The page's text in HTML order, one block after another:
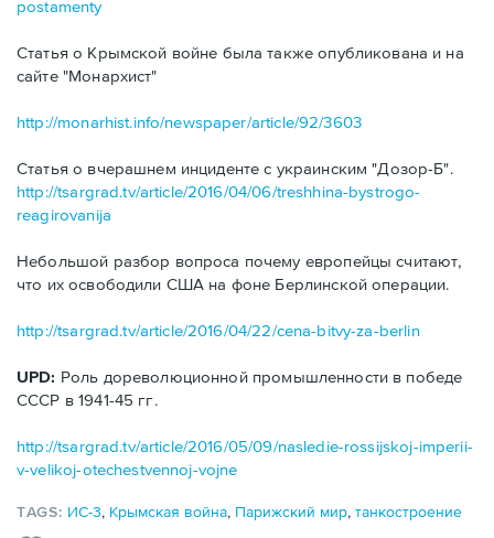
postamenty
Статья о Крымской войне была также опубликована и на
сайте "Монархист"
http://monarhist.info/newspaper/article/92/3603
Статья о вчерашнем инциденте с украинским "Дозор-Б".
http://tsargrad.tv/article/2016/04/06/treshhina-bystrogo-
reagirovanija
Небольшой разбор вопроса почему европейцы считают,
что их освободили США на фоне Берлинской операции.
http://tsargrad.tv/article/2016/04/22/cena-bitvy-za-berlin
UPD: Роль дореволюционной промышленности в победе
СССР в 1941-45 гг.
http://tsargrad.tv/article/2016/05/09/nasledie-rossijskoj-imperii-
v-velikoj-otechestvennoj-vojne
TAGS: ИС-3, Крымская война, Парижский мир,танкостроение